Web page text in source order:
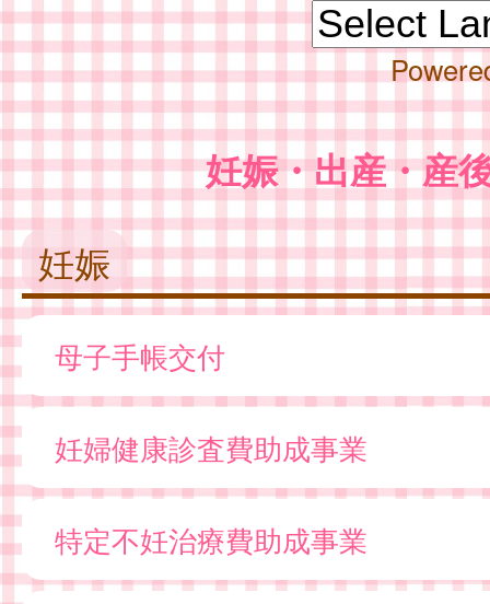
妊娠・出産・産
妊娠
母子手帳交付
妊婦健康診査費助成事業
特定不妊治療費助成事業